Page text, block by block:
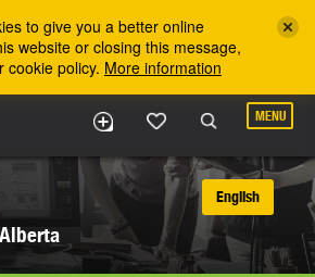
to give you a better online
website or closing this message,
cookie policy. More information
MENU
English